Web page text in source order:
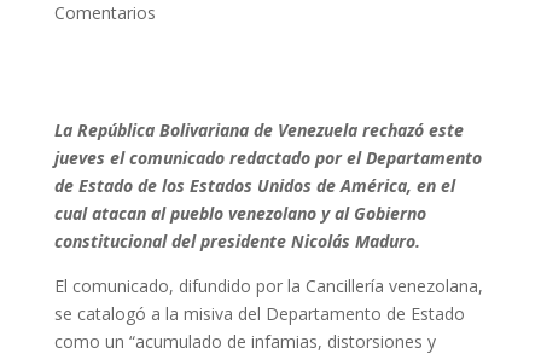
Comentarios
La República Bolivariana de Venezuela rechazó este
jueves el comunicado redactado por el Departamento
de Estado de los Estados Unidos de América, en el
cual atacan al pueblo venezolano y al Gobierno
constitucional del presidente Nicolás Maduro.
El comunicado, difundido por la Cancillería venezolana,
se catalogó a la misiva del Departamento de Estado
como un “acumulado de infamias, distorsiones y